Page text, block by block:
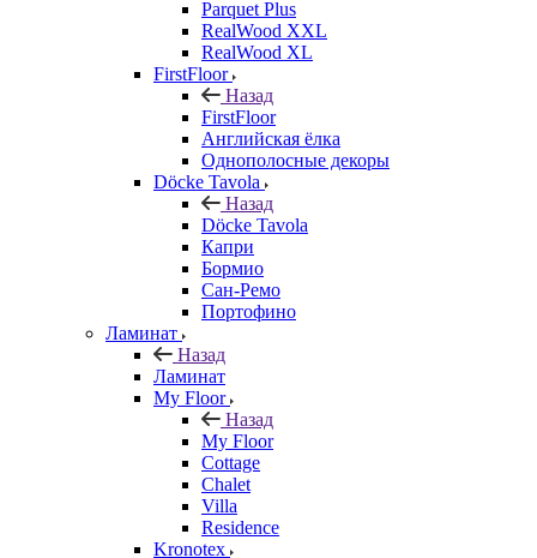
Parquet Plus
RealWood XXL
RealWood XL
FirstFloor
Назад
FirstFloor
Английская ёлка
Однополосные декоры
Döcke Tavola
Назад
Döcke Tavola
Капри
Бормио
Сан-Ремо
Портофино
Ламинат
Назад
Ламинат
My Floor
Назад
My Floor
Cottage
Chalet
Villa
Residence
Kronotex